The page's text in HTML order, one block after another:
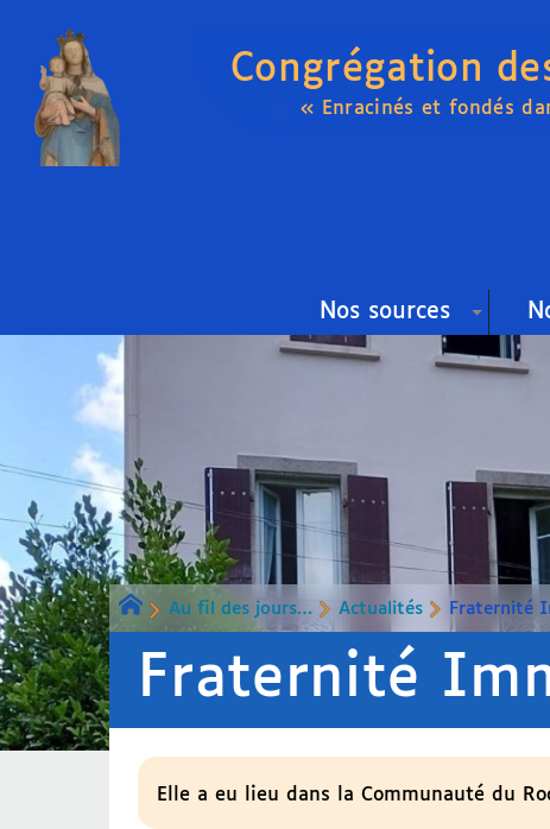
Congrégation
« Enracinés et fondés
Nos sources
Au fil des jours… Actualités Fraternité
Fraternité
Elle a eu lieu dans la Communauté du